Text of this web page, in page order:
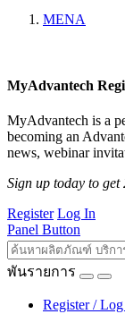
MENA
MyAdvantech
MyAdvantech is a
becoming an
news, webinar
Sign up today to
Register Log In
Panel Button
พันรายการ
Register /